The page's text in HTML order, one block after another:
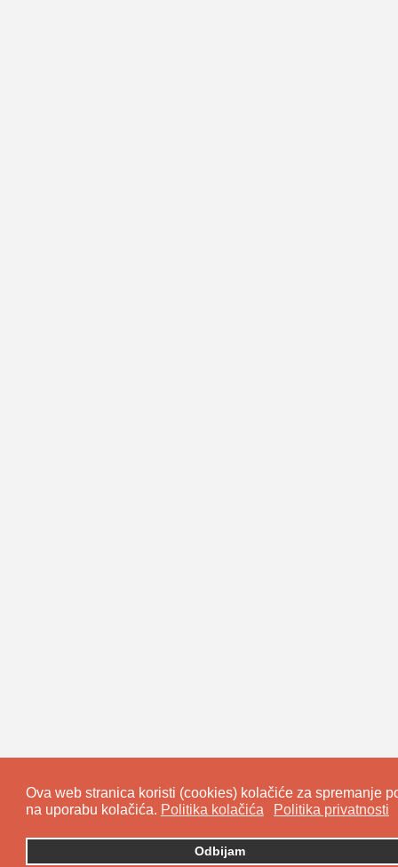
Ova web stranica koristi (cookies) kolačiće za spremanje
na uporabu kolačića. Politika kolačića Politika privatnosti
Odbijam